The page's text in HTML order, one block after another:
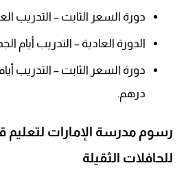
دورة السعر الثابت – التدريب العادي :
الدورة العادية – التدريب أيام الجمعة :
درهم.
رسوم مدرسة الإمارات لتعليم
للحافلات الثقيلة